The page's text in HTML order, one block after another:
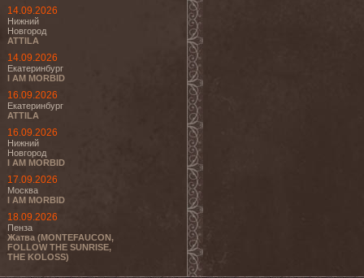
14.09.2026
Нижний
Новгород
ATTILA
14.09.2026
Екатеринбург
I AM MORBID
16.09.2026
Екатеринбург
ATTILA
16.09.2026
Нижний
Новгород
I AM MORBID
17.09.2026
Москва
I AM MORBID
18.09.2026
Пенза
Жатва (MONTEFAUCON,
FOLLOW THE SUNRISE,
THE KOLOSS)